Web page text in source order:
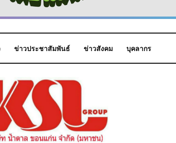
ข่าวประชาสัมพันธ์ ข่าวสังคม บุคลากร